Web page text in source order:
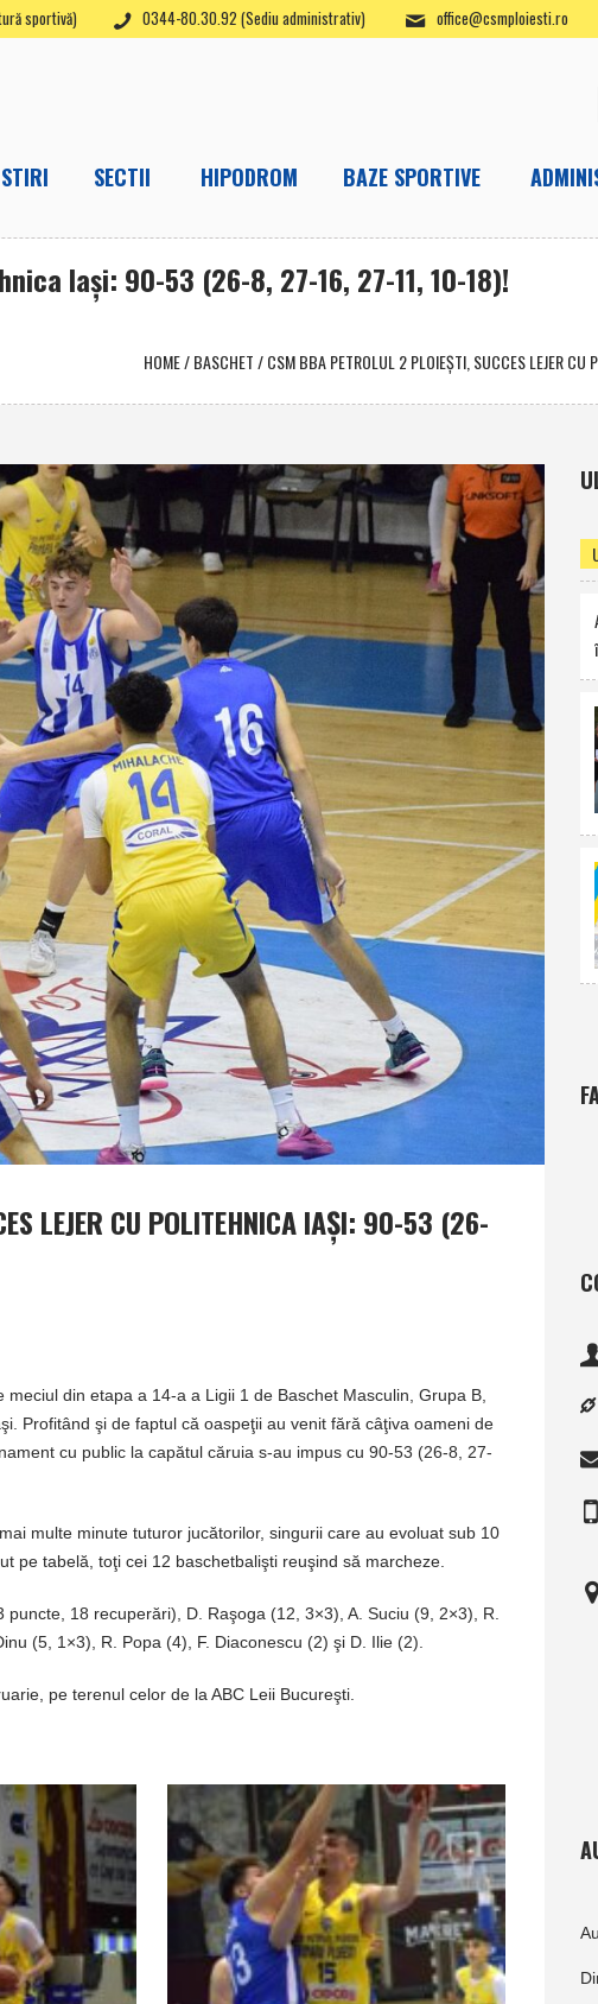
sportivă) 0344-80.30.92 (Sediu administrativ) office@csmploiesti.ro
STIRI SECTII HIPODROM BAZE SPORTIVE
Iaşi: 90-53 (26-8, 27-16, 27-11, 10-18)!
HOME/BASCHET /CSM BBA PETROLUL 2 PLOIEŞTI, SUCCES LEJER
LEJER CU POLITEHNICA IAŞI: 90-53 (26-
din etapa a 14-a a Ligii 1 de Baschet Masculin, Grupa B,
Profitând şi de faptul că oaspeţii au venit fără câţiva oameni de
cu public la capătul căruia s-au impus cu 90-53 (26-8, 27-
multe minute tuturor jucătorilor, singurii care au evoluat sub 10
pe tabelă, toţi cei 12 baschetbalişti reuşind să marcheze.
18 recuperări), D. Raşoga (12, 3×3), A. Suciu (9, 2×3), R.
(5, 1×3), R. Popa (4), F. Diaconescu (2) şi D. Ilie (2).
pe terenul celor de la ABC Leii Bucureşti.